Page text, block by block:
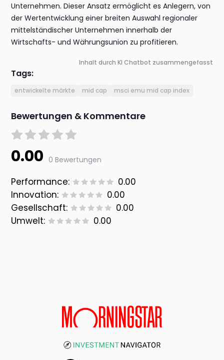
Unternehmen. Dieser Ansatz ermöglicht es Anlegern, von
der Wertentwicklung einer breiten Auswahl regionaler
mittelständischer Unternehmen innerhalb der
Wirtschafts- und Währungsunion zu profitieren.
Inhalt durch KI Chatbot zusammengefasst
Tags:
entwickelte märkte mid cap msci emu mid cap index
Bewertungen & Kommentare
0.00 0 Bewertungen
Performance:
0.00
Innovation:
0.00
Gesellschaft:
0.00
Umwelt:
0.00